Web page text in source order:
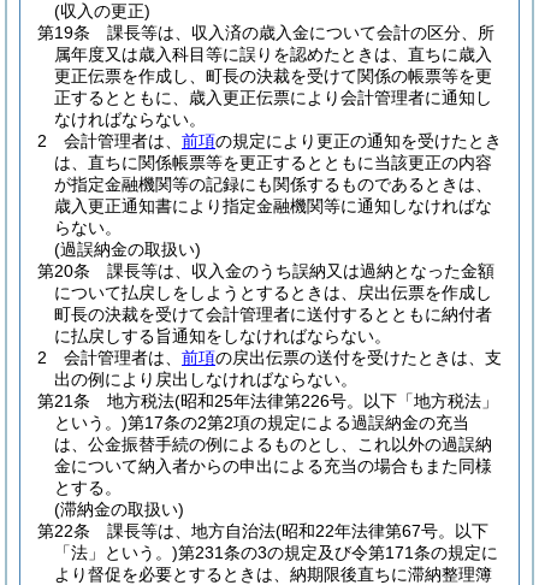
(収入の更正)
第19条
課長等は、収入済の歳入金について会計の区分、所
属年度又は歳入科目等に誤りを認めたときは、直ちに歳入
更正伝票を作成し、町長の決裁を受けて関係の帳票等を更
正するとともに、歳入更正伝票により会計管理者に通知し
なければならない。
2
会計管理者は、 前項の規定により更正の通知を受けたとき
は、直ちに関係帳票等を更正するとともに当該更正の内容
が指定金融機関等の記録にも関係するものであるときは、
歳入更正通知書により指定金融機関等に通知しなければな
らない。
(過誤納金の取扱い)
第20条
課長等は、収入金のうち誤納又は過納となった金額
について払戻しをしようとするときは、戻出伝票を作成し
町長の決裁を受けて会計管理者に送付するとともに納付者
に払戻しする旨通知をしなければならない。
2
会計管理者は、 前項の戻出伝票の送付を受けたときは、支
出の例により戻出しなければならない。
第21条
地方税法(昭和25年法律第226号。以下「地方税法」
という。)第17条の2第2項の規定による過誤納金の充当
は、公金振替手続の例によるものとし、これ以外の過誤納
金について納入者からの申出による充当の場合もまた同様
とする。
(滞納金の取扱い)
第22条
課長等は、地方自治法(昭和22年法律第67号。以下
「法」という。)第231条の3の規定及び令第171条の規定に
より督促を必要とするときは、納期限後直ちに滞納整理簿